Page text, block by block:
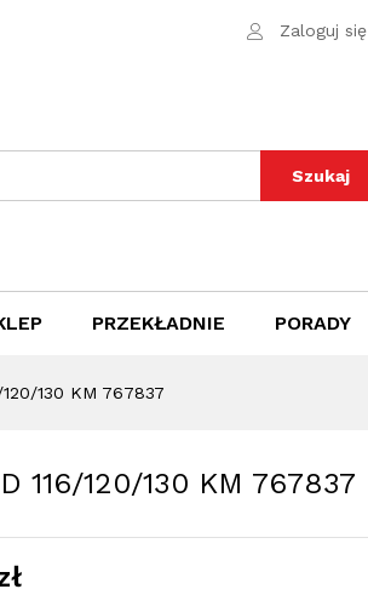
Zaloguj się
Szukaj
PRZEKŁADNIE PORADY
130 KM 767837
116/120/130 KM 767837